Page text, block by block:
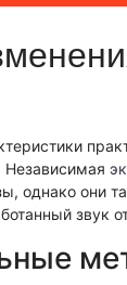
Независимая
однако они
звук